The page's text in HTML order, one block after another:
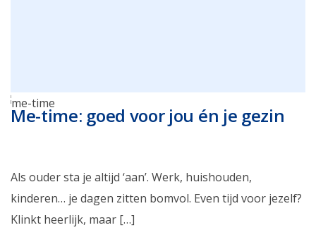
Me-time: goed voor jou én je gezin
Als ouder sta je altijd ‘aan’. Werk, huishouden,
kinderen… je dagen zitten bomvol. Even tijd voor jezelf?
Klinkt heerlijk, maar […]